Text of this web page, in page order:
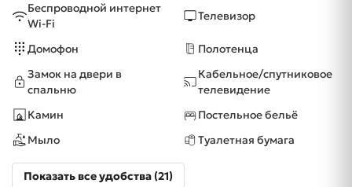
Беспроводной интернет
Wi-Fi
Телевизор
Домофон
Полотенца
Замок на двери в
спальню
Кабельное/спутниковое
телевидение
Камин
Постельное бельё
Мыло
Туалетная бумага
Показать все удобства (21)